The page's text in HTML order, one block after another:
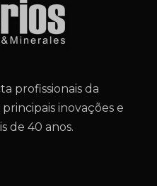
profissionais da
inovações e
de 40 anos.